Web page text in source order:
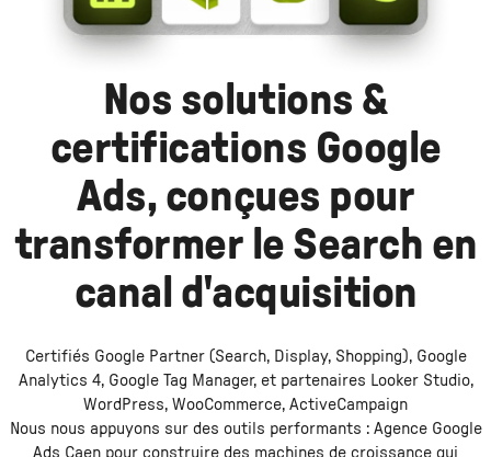
Nos solutions &
certifications Google
Ads, conçues pour
transformer le Search en
canal d'acquisition
Certifiés Google Partner (Search, Display, Shopping), Google
Analytics 4, Google Tag Manager, et partenaires Looker Studio,
WordPress, WooCommerce, ActiveCampaign
Nous nous appuyons sur des outils performants : Agence Google
Ads Caenpour construire des machines de croissance qui